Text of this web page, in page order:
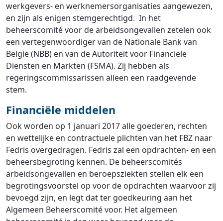
werkgevers- en werknemersorganisaties aangewezen,
en zijn als enigen stemgerechtigd. In het
beheerscomité voor de arbeidsongevallen zetelen ook
een vertegenwoordiger van de Nationale Bank van
België (NBB) en van de Autoriteit voor Financiële
Diensten en Markten (FSMA). Zij hebben als
regeringscommissarissen alleen een raadgevende
stem.
Financiële middelen
Ook worden op 1 januari 2017 alle goederen, rechten
en wettelijke en contractuele plichten van het FBZ naar
Fedris overgedragen. Fedris zal een opdrachten- en een
beheersbegroting kennen. De beheerscomités
arbeidsongevallen en beroepsziekten stellen elk een
begrotingsvoorstel op voor de opdrachten waarvoor zij
bevoegd zijn, en legt dat ter goedkeuring aan het
Algemeen Beheerscomité voor. Het algemeen